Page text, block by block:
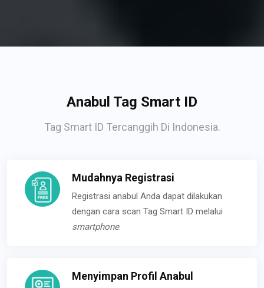
Anabul Tag Smart ID
Tag Smart ID Tercanggih Di Indonesia.
Mudahnya Registrasi
Registrasi anabul Anda dapat dilakukan
dengan cara scan Tag Smart ID melalui
smartphone.
Menyimpan Profil Anabul